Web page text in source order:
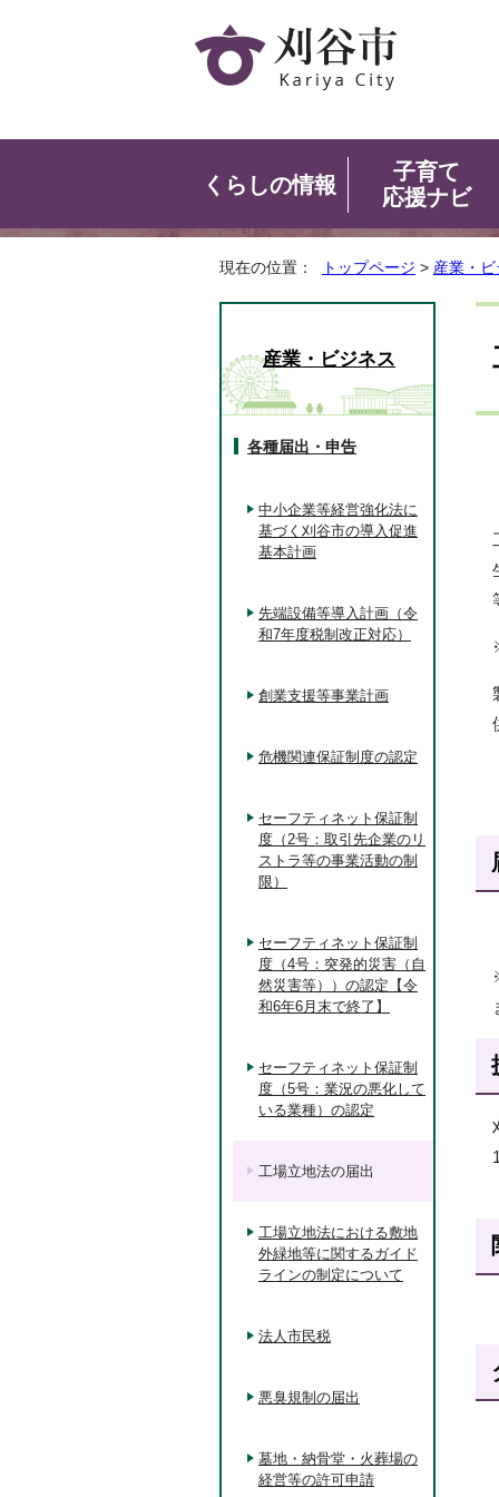
くらしの情報
子育て
応援ナビ
現在の位置： トップページ > 産業・ビ
産業・ビジネス
各種届出・申告
中小企業等経営強化法に
基づく刈谷市の導入促進
基本計画
先端設備等導入計画（令
和7年度税制改正対応）
創業支援等事業計画
危機関連保証制度の認定
セーフティネット保証制
度（2号：取引先企業のリ
ストラ等の事業活動の制
限）
セーフティネット保証制
度（4号：突発的災害（自
然災害等））の認定【令
和6年6月末で終了】
セーフティネット保証制
度（5号：業況の悪化して
いる業種）の認定
工場立地法の届出
工場立地法における敷地
外緑地等に関するガイド
ラインの制定について
法人市民税
悪臭規制の届出
墓地・納骨堂・火葬場の
経営等の許可申請